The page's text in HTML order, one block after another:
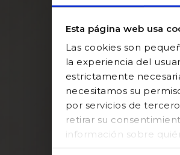
Esta página web usa
Las cookies son
la experiencia del
estrictamente
necesitamos su
por servicios de
retirar su
información sobre
en nuestraPolítica de